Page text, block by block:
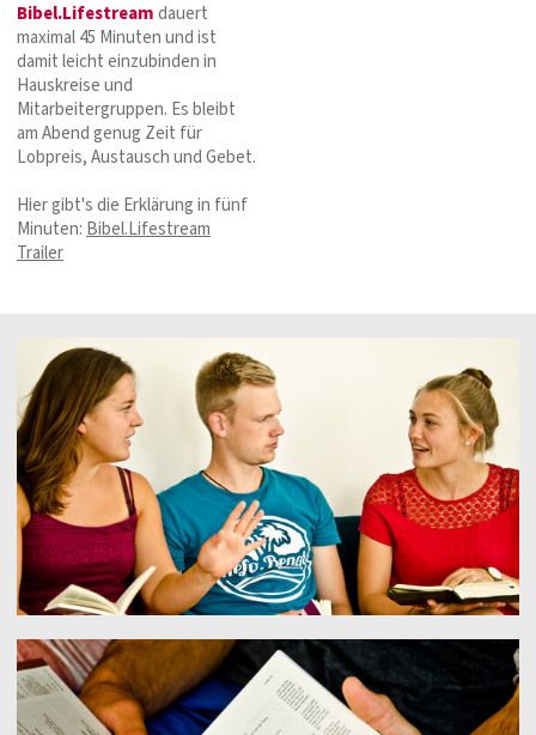
Bibel.Lifestreamdauert
maximal 45 Minuten und ist
damit leicht einzubinden in
Hauskreise und
Mitarbeitergruppen. Es bleibt
am Abend genug Zeit für
Lobpreis, Austausch und Gebet.
Hier gibt's die Erklärung in fünf
Minuten: Bibel.Lifestream
Trailer